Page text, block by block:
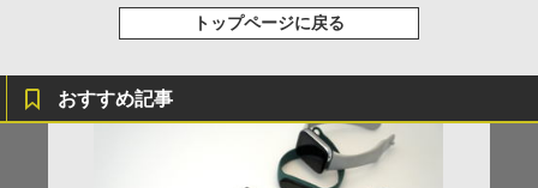
トップページに戻る
おすすめ記事